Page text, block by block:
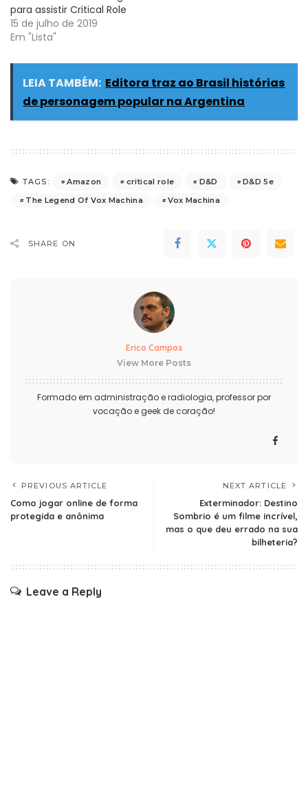
para assistir Critical Role
15 de julho de 2019
Em "Lista"
LEIA TAMBÉM: Editora traz ao Brasil histórias
de personagem popular na Argentina
TAGS: Amazon critical role D&D
D&D 5e
The Legend Of Vox Machina
Vox Machina
SHARE ON
Erico Campos
View More Posts
Formado em administração e radiologia, professor por
vocação e geek de coração!
PREVIOUS ARTICLE
Como jogar online de forma
protegida e anônima
NEXT ARTICLE
Exterminador: Destino
Sombrio é um filme incrível,
mas o que deu errado na sua
bilheteria?
Leave a Reply